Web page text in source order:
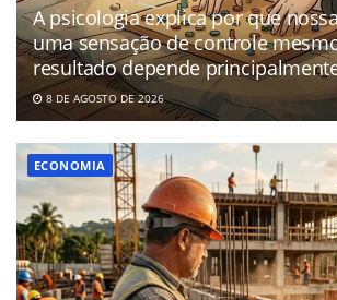
A psicologia explica por que
uma sensação de controle
resultado depende
8 DE AGOSTO DE 2026
ECONOMIA